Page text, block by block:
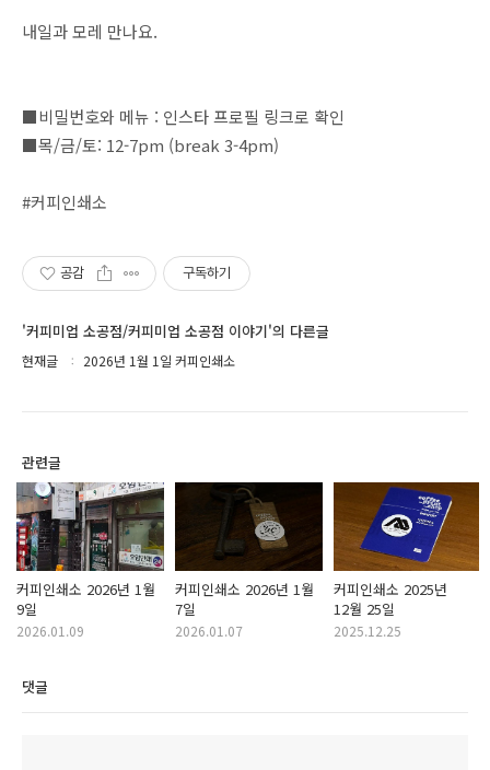
내일과 모레 만나요.
■비밀번호와 메뉴 : 인스타 프로필 링크로 확인
■목/금/토: 12-7pm (break 3-4pm)
#커피인쇄소
공감 구독하기
'커피미업 소공점/커피미업 소공점 이야기'의 다른글
현재글 2026년 1월 1일 커피인쇄소
관련글
커피인쇄소 2026년 1월
9일
2026.01.09
커피인쇄소 2026년 1월
7일
2026.01.07
커피인쇄소 2025년
12월 25일
2025.12.25
댓글